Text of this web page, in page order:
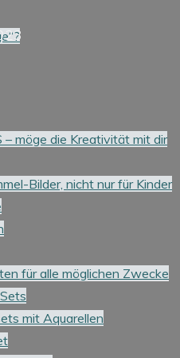
– möge die Kreativität mit dir
Bilder, nicht nur für Kinder
für alle möglichen Zwecke
mit Aquarellen